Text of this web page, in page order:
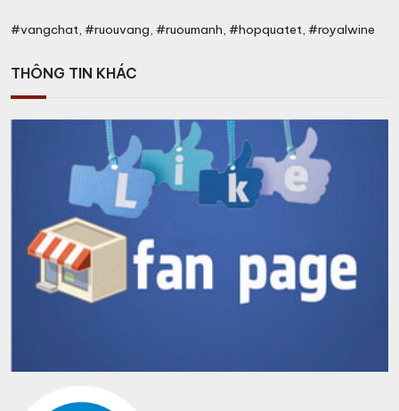
#vangchat, #ruouvang, #ruoumanh, #hopquatet, #royalwine
THÔNG TIN KHÁC